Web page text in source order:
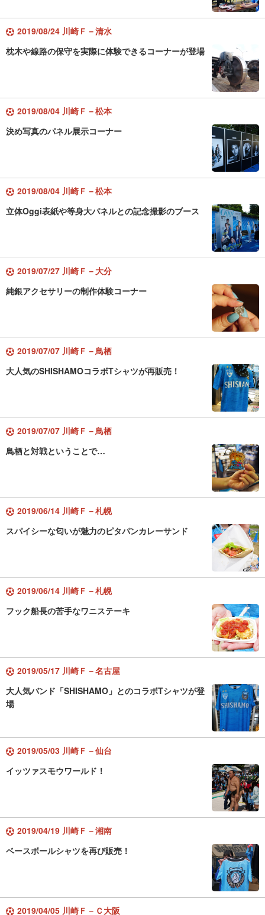
2019/08/24 川崎Ｆ－清水
枕木や線路の保守を実際に体験できるコーナーが登場
2019/08/04 川崎Ｆ－松本
決め写真のパネル展示コーナー
2019/08/04 川崎Ｆ－松本
立体Oggi表紙や等身大パネルとの記念撮影のブース
2019/07/27 川崎Ｆ－大分
純銀アクセサリーの制作体験コーナー
2019/07/07 川崎Ｆ－鳥栖
大人気のSHISHAMOコラボTシャツが再販売！
2019/07/07 川崎Ｆ－鳥栖
鳥栖と対戦ということで…
2019/06/14 川崎Ｆ－札幌
スパイシーな匂いが魅力のピタパンカレーサンド
2019/06/14 川崎Ｆ－札幌
フック船長の苦手なワニステーキ
2019/05/17 川崎Ｆ－名古屋
大人気バンド「SHISHAMO」とのコラボTシャツが登
場
2019/05/03 川崎Ｆ－仙台
イッツァスモウワールド！
2019/04/19 川崎Ｆ－湘南
ベースボールシャツを再び販売！
2019/04/05 川崎Ｆ－Ｃ大阪